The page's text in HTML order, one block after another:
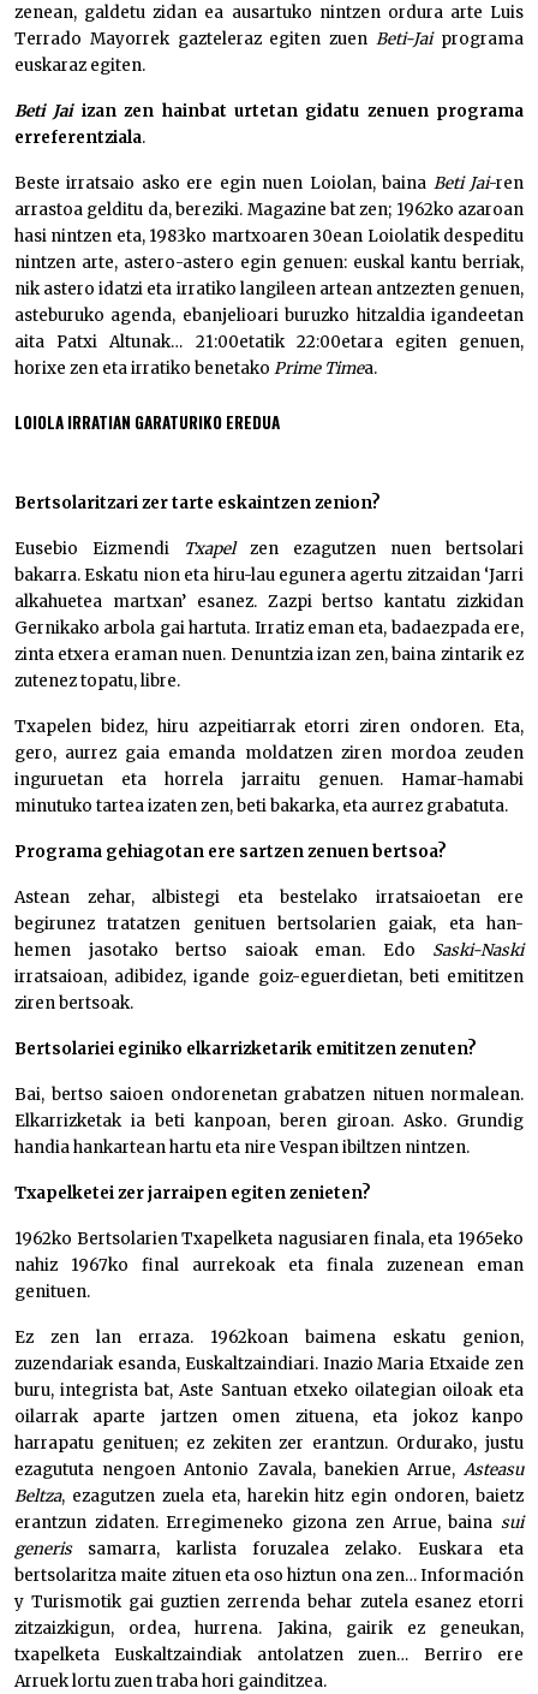
zenean, galdetu zidan ea ausartuko nintzen ordura arte Luis
Terrado Mayorrek gazteleraz egiten zuenBeti-Jaiprograma
euskaraz egiten.
Beti Jaiizan zen hainbat urtetan gidatu zenuen programa
erreferentziala.
Beste irratsaio asko ere egin nuen Loiolan, baina Beti Jai-ren
arrastoa gelditu da, bereziki. Magazine bat zen; 1962ko azaroan
hasi nintzen eta, 1983ko martxoaren 30ean Loiolatik despeditu
nintzen arte, astero-astero egin genuen: euskal kantu berriak,
nik astero idatzi eta irratiko langileen artean antzezten genuen,
asteburuko agenda, ebanjelioari buruzko hitzaldia igandeetan
aita Patxi Altunak… 21:00etatik 22:00etara egiten genuen,
horixe zen eta irratiko benetako Prime Timea.
LOIOLA IRRATIAN GARATURIKO EREDUA
Bertsolaritzari zer tarte eskaintzen zenion?
Eusebio Eizmendi Txapelzen ezagutzen nuen bertsolari
bakarra. Eskatu nion eta hiru-lau egunera agertu zitzaidan ‘Jarri
alkahuetea martxan’ esanez. Zazpi bertso kantatu zizkidan
Gernikako arbola gai hartuta. Irratiz eman eta, badaezpada ere,
zinta etxera eraman nuen. Denuntzia izan zen, baina zintarik ez
zutenez topatu, libre.
Txapelen bidez, hiru azpeitiarrak etorri ziren ondoren. Eta,
gero, aurrez gaia emanda moldatzen ziren mordoa zeuden
inguruetan eta horrela jarraitu genuen. Hamar-hamabi
minutuko tartea izaten zen, beti bakarka, eta aurrez grabatuta.
Programa gehiagotan ere sartzen zenuen bertsoa?
Astean zehar, albistegi eta bestelako irratsaioetan ere
begirunez tratatzen genituen bertsolarien gaiak, eta han-
hemen jasotako bertso saioak eman. Edo Saski-Naski
irratsaioan, adibidez, igande goiz-eguerdietan, beti emititzen
ziren bertsoak.
Bertsolariei eginiko elkarrizketarik emititzen zenuten?
Bai, bertso saioen ondorenetan grabatzen nituen normalean.
Elkarrizketak ia beti kanpoan, beren giroan. Asko. Grundig
handia hankartean hartu eta nire Vespan ibiltzen nintzen.
Txapelketei zer jarraipen egiten zenieten?
1962ko Bertsolarien Txapelketa nagusiaren finala, eta 1965eko
nahiz 1967ko final aurrekoak eta finala zuzenean eman
genituen.
Ez zen lan erraza. 1962koan baimena eskatu genion,
zuzendariak esanda, Euskaltzaindiari. Inazio Maria Etxaide zen
buru, integrista bat, Aste Santuan etxeko oilategian oiloak eta
oilarrak aparte jartzen omen zituena, eta jokoz kanpo
harrapatu genituen; ez zekiten zer erantzun. Ordurako, justu
ezagututa nengoen Antonio Zavala, banekien Arrue, Asteasu
Beltza, ezagutzen zuela eta, harekin hitz egin ondoren, baietz
erantzun zidaten. Erregimeneko gizona zen Arrue, baina sui
generissamarra, karlista foruzalea zelako. Euskara eta
bertsolaritza maite zituen eta oso hiztun ona zen… Información
y Turismotik gai guztien zerrenda behar zutela esanez etorri
zitzaizkigun, ordea, hurrena. Jakina, gairik ez geneukan,
txapelketa Euskaltzaindiak antolatzen zuen… Berriro ere
Arruek lortu zuen traba hori gainditzea.